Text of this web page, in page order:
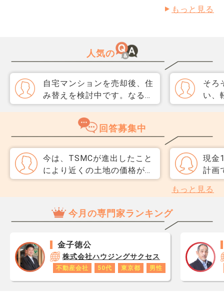
もっと見る
人気の
自宅マンションを売却後、住
み替えを検討中です。なるべ
く3か月以内に売却をしたい
のですが、一般媒介と専任媒
介で迷っています。 窓口は
だと思うのですが、友人には
専任をおすすめされました。
それぞれメリットデメリット
そろ
い、
取り
直、
のか
だ、
スコ
が1
です
あり
ロで
回答募集中
今は、TSMCが進出したこと
により近くの土地の価格がと
ても高くなり、上昇度が1番
合、大雑把な費用（◯坪◯◯
円など）や大津町のオススメ
うな施設、環境になっている
か、人口などはどうか、仕事
はどのような色があり、人気
現金
計画
討し
管理
てい
遅れ
す。
もっと見る
今月の専門家ランキング
金子徳公
株式会社ハウジングサクセス
不動産会社 50代 東京都 男性